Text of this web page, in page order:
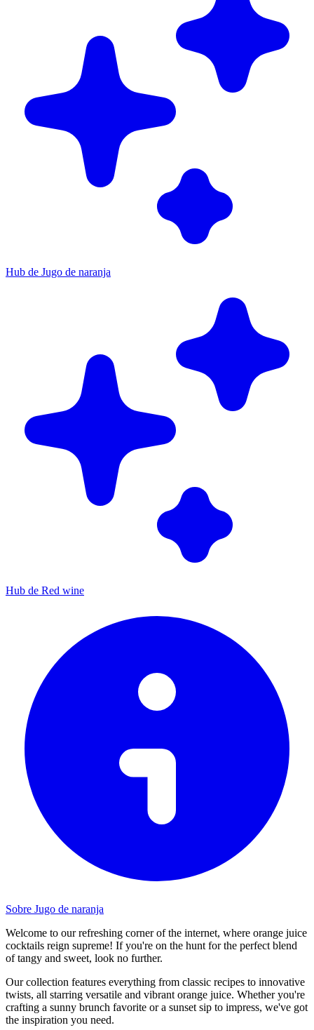
Hub de Jugo de naranja
Hub de Red wine
Sobre Jugo de naranja
Welcome to our refreshing corner of the internet, where orange juice
cocktails reign supreme! If you're on the hunt for the perfect blend
of tangy and sweet, look no further.
Our collection features everything from classic recipes to innovative
twists, all starring versatile and vibrant orange juice. Whether you're
crafting a sunny brunch favorite or a sunset sip to impress, we've got
the inspiration you need.